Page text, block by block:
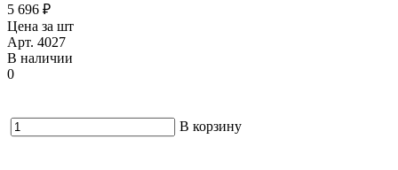
5 696 ₽
Цена за шт
Арт. 4027
В наличии
0
В корзину